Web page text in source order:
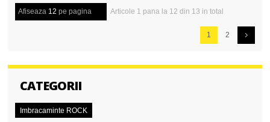
Afiseaza 12 pe pagina Articole 1 pana la 12 din 13 in total
1 2
CATEGORII
Imbracaminte ROCK